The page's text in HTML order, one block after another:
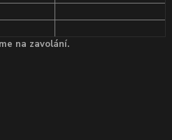
na zavolání.